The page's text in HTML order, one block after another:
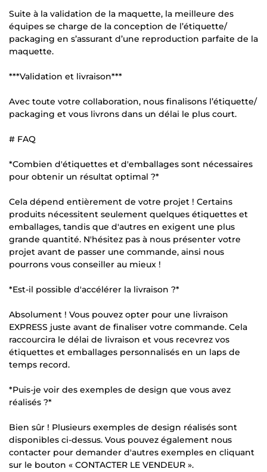
Suite à la validation de la maquette, la meilleure des
équipes se charge de la conception de l’étiquette/
packaging en s’assurant d’une reproduction parfaite de la
maquette.
***Validation et livraison***
Avec toute votre collaboration, nous finalisons l’étiquette/
packaging et vous livrons dans un délai le plus court.
# FAQ
*Combien d'étiquettes et d'emballages sont nécessaires
pour obtenir un résultat optimal ?*
Cela dépend entièrement de votre projet ! Certains
produits nécessitent seulement quelques étiquettes et
emballages, tandis que d'autres en exigent une plus
grande quantité. N'hésitez pas à nous présenter votre
projet avant de passer une commande, ainsi nous
pourrons vous conseiller au mieux !
*Est-il possible d'accélérer la livraison ?*
Absolument ! Vous pouvez opter pour une livraison
EXPRESS juste avant de finaliser votre commande. Cela
raccourcira le délai de livraison et vous recevrez vos
étiquettes et emballages personnalisés en un laps de
temps record.
*Puis-je voir des exemples de design que vous avez
réalisés ?*
Bien sûr ! Plusieurs exemples de design réalisés sont
disponibles ci-dessus. Vous pouvez également nous
contacter pour demander d'autres exemples en cliquant
sur le bouton « CONTACTER LE VENDEUR ».